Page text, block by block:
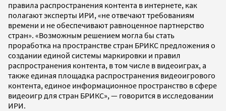
правила распространения контента в интернете, как
полагают эксперты ИРИ, «не отвечают требованиям
времени и не обеспечивают равноценное партнерство
стран». «Возможным решением могла бы стать
проработка на пространстве стран БРИКС предложения о
создании единой системы маркировки и правил
распространения контента, в том числе в видеоиграх, а
также единая площадка распространения видеоигрового
контента, единое информационное пространство в сфере
видеоигр для стран БРИКС», — говорится в исследовании
ИРИ.